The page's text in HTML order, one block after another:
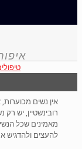
אין נשים
מאמינים שכל
להעצים ולהדגיש